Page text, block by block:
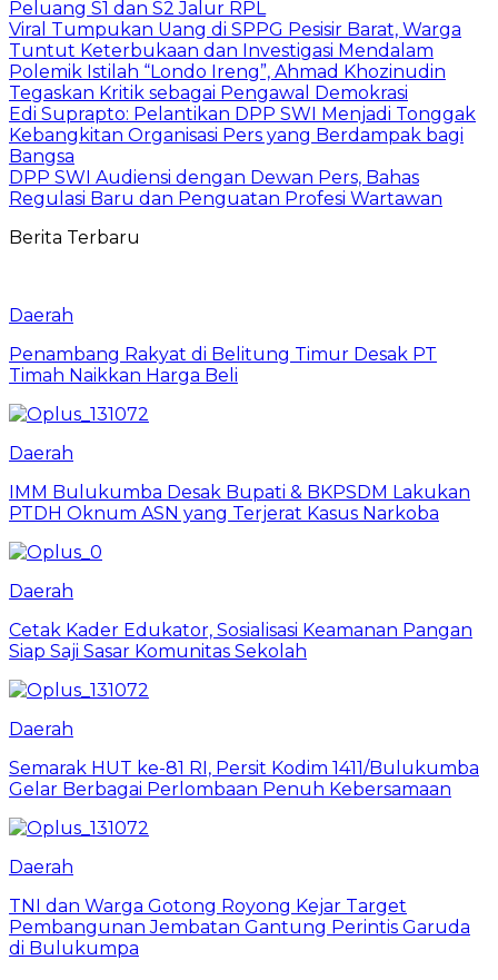
Peluang S1 dan S2 Jalur RPL
Viral Tumpukan Uang di SPPG Pesisir Barat, Warga
Tuntut Keterbukaan dan Investigasi Mendalam
Polemik Istilah “Londo Ireng”, Ahmad Khozinudin
Tegaskan Kritik sebagai Pengawal Demokrasi
Edi Suprapto: Pelantikan DPP SWI Menjadi Tonggak
Kebangkitan Organisasi Pers yang Berdampak bagi
Bangsa
DPP SWI Audiensi dengan Dewan Pers, Bahas
Regulasi Baru dan Penguatan Profesi Wartawan
Berita Terbaru
Daerah
Penambang Rakyat di Belitung Timur Desak PT
Timah Naikkan Harga Beli
Daerah
IMM Bulukumba Desak Bupati & BKPSDM Lakukan
PTDH Oknum ASN yang Terjerat Kasus Narkoba
Daerah
Cetak Kader Edukator, Sosialisasi Keamanan Pangan
Siap Saji Sasar Komunitas Sekolah
Daerah
Semarak HUT ke-81 RI, Persit Kodim 1411/Bulukumba
Gelar Berbagai Perlombaan Penuh Kebersamaan
Daerah
TNI dan Warga Gotong Royong Kejar Target
Pembangunan Jembatan Gantung Perintis Garuda
di Bulukumpa